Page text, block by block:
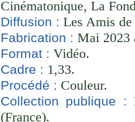
Cinématonique, La
Diffusion : Les Amis
Fabrication : Mai 2023
Format : Vidéo.
Cadre : 1,33.
Procédé : Couleur.
Collection publique :
(France).